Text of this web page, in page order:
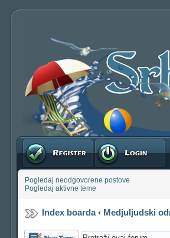
Registruj se Prijavite se
Pogledaj neodgovorene postove
Pogledaj aktivne teme
Index boarda‹ Medjuljudski
Počni novu temu